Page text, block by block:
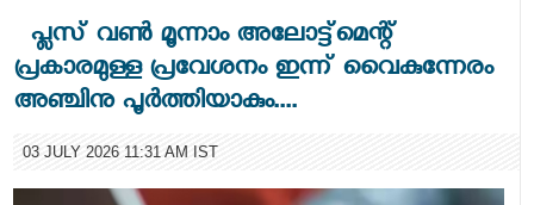
പ്ലസ് വണ്‍ മൂന്നാം അലോട്ട്‌മെന്റ്
പ്രകാരമുള്ള പ്രവേശനം ഇന്ന് വൈകുന്നേരം
അഞ്ചിനു പൂര്‍ത്തിയാകും....
03 JULY 2026 11:31 AM IST